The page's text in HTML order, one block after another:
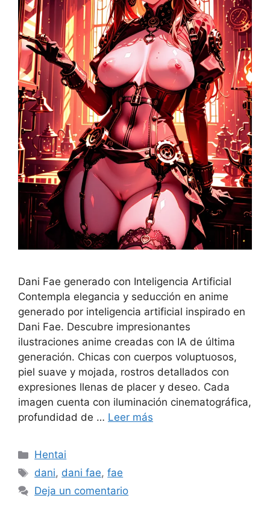
Dani Fae generado con Inteligencia Artificial
Contempla elegancia y seducción en anime
generado por inteligencia artificial inspirado en
Dani Fae. Descubre impresionantes
ilustraciones anime creadas con IA de última
generación. Chicas con cuerpos voluptuosos,
piel suave y mojada, rostros detallados con
expresiones llenas de placer y deseo. Cada
imagen cuenta con iluminación cinematográfica,
profundidad de … Leer más
Categorías
Hentai
Etiquetas
dani, dani fae,fae
Deja un comentario